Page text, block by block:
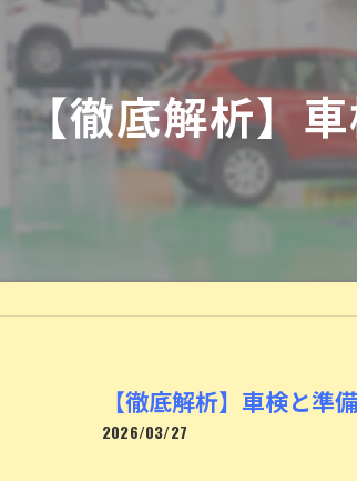
【徹底解析】
【徹底解析】車検と
2026/03/27